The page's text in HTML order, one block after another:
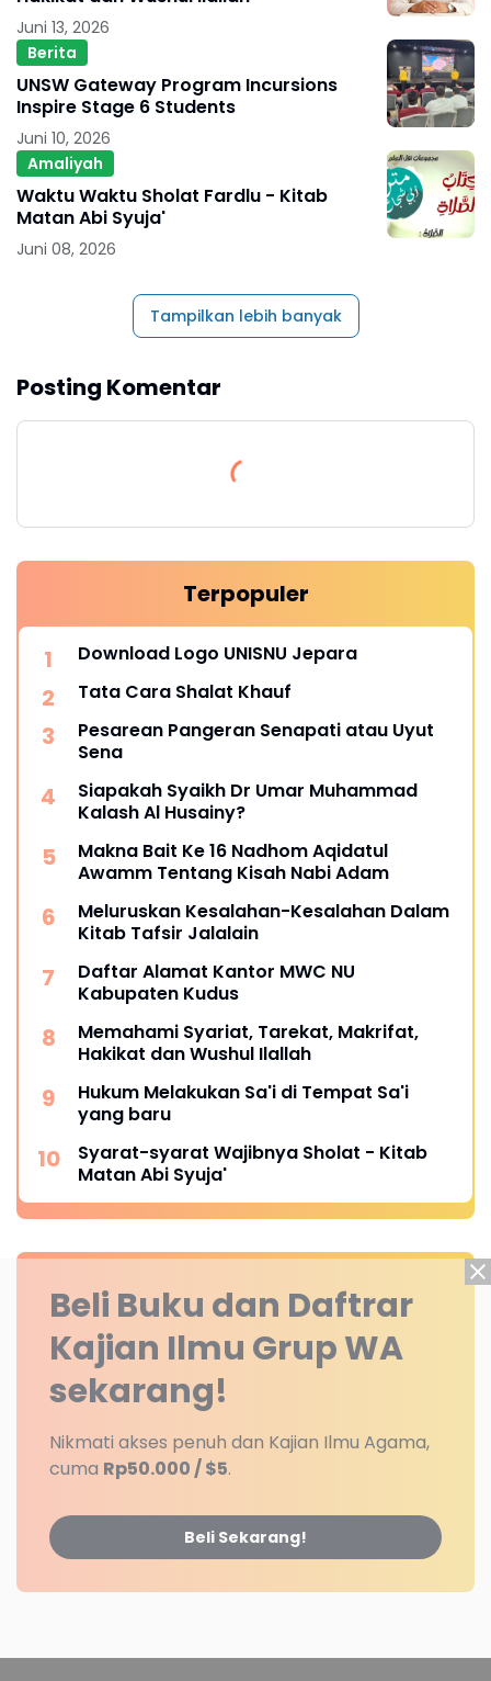
Juni 13, 2026
Berita
UNSW Gateway Program Incursions
Inspire Stage 6 Students
Juni 10, 2026
Amaliyah
Waktu Waktu Sholat Fardlu - Kitab
Matan Abi Syuja'
Juni 08, 2026
Tampilkan lebih banyak
Posting Komentar
Terpopuler
Download Logo UNISNU Jepara
Tata Cara Shalat Khauf
Pesarean Pangeran Senapati atau Uyut
Sena
Siapakah Syaikh Dr Umar Muhammad
Kalash Al Husainy?
Makna Bait Ke 16 Nadhom Aqidatul
Awamm Tentang Kisah Nabi Adam
Meluruskan Kesalahan-Kesalahan Dalam
Kitab Tafsir Jalalain
Daftar Alamat Kantor MWC NU
Kabupaten Kudus
Memahami Syariat, Tarekat, Makrifat,
Hakikat dan Wushul Ilallah
Hukum Melakukan Sa'i di Tempat Sa'i
yang baru
Syarat-syarat Wajibnya Sholat - Kitab
Matan Abi Syuja'
Beli Buku dan Daftrar
Kajian Ilmu Grup WA
sekarang!
Nikmati akses penuh dan Kajian Ilmu Agama,
cuma Rp50.000 / $5.
Beli Sekarang!